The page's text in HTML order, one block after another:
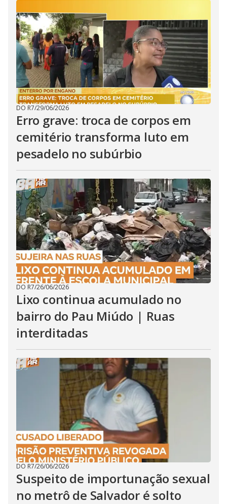
DO R7/29/06/2026
Erro grave: troca de corpos em
cemitério transforma luto em
pesadelo no subúrbio
DO R7/26/06/2026
Lixo continua acumulado no
bairro do Pau Miúdo | Ruas
interditadas
DO R7/26/06/2026
Suspeito de importunação sexual
no metrô de Salvador é solto